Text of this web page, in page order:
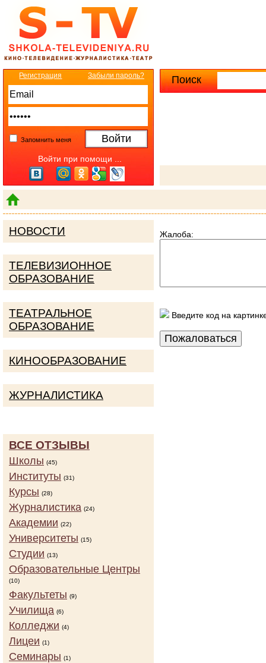
Поиск
Регистрация Забыли пароль?
Запомнить меня
Войти при помощи ...
Жалоба:
Введите код на
НОВОСТИ
ТЕЛЕВИЗИОННОЕ
ОБРАЗОВАНИЕ
ТЕАТРАЛЬНОЕ
ОБРАЗОВАНИЕ
КИНООБРАЗОВАНИЕ
ЖУРНАЛИСТИКА
ВСЕ ОТЗЫВЫ
Школы (45)
Институты (31)
Курсы (28)
Журналистика (24)
Академии (22)
Университеты (15)
Студии (13)
Образовательные Центры
(10)
Факультеты (9)
Училища (6)
Колледжи (4)
Лицеи (1)
Семинары (1)